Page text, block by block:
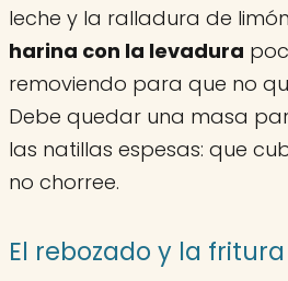
leche y la ralladura de
harina con la levadura
removiendo para que no
Debe quedar una masa
las natillas espesas: que
no chorree.
El rebozado y la fritura